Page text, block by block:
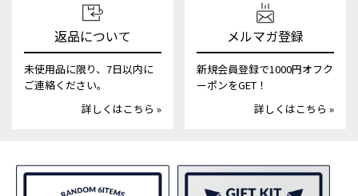
返品について
未使用品に限り、7日以内に
ご連絡ください。
詳しくはこちら »
メルマガ登録
新規会員登録で1000円オフク
ーポンをGET！
詳しくはこちら »